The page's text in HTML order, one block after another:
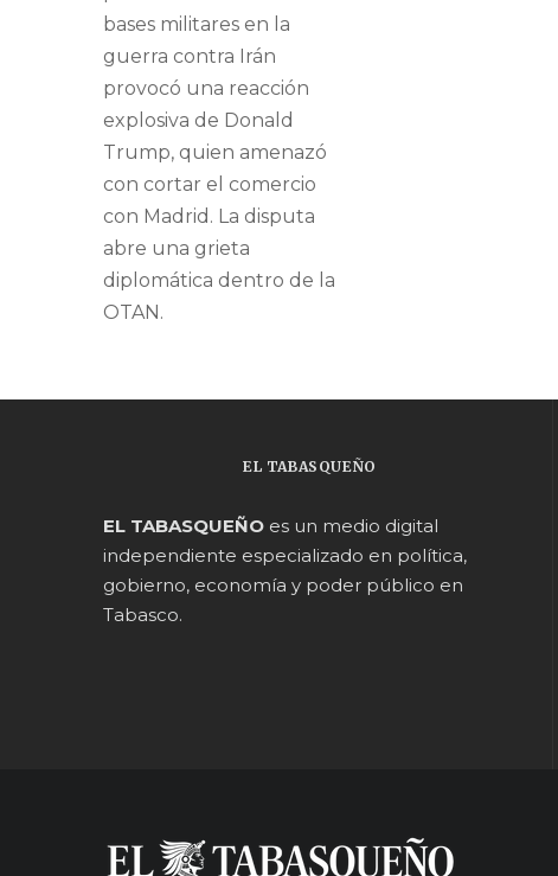
bases militares en la
guerra contra Irán
provocó una reacción
explosiva de Donald
Trump, quien amenazó
con cortar el comercio
con Madrid. La disputa
abre una grieta
diplomática dentro de la
OTAN.
EL TABASQUEÑO
EL TABASQUEÑO es un medio digital
independiente especializado en política,
gobierno, economía y poder público en
Tabasco.